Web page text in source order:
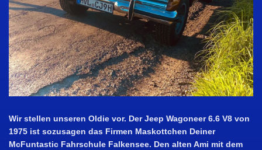
Wir stellen unseren Oldie vor. Der Jeep Wagoneer 6.6 V8 von
1975 ist sozusagen das Firmen Maskottchen Deiner
McFuntastic Fahrschule Falkensee. Den alten Ami mit dem